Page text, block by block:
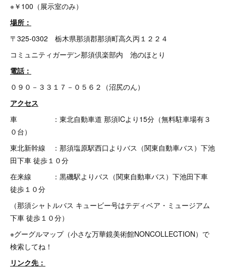
※￥100（展示室のみ）
場所：
〒325-0302 栃木県那須郡那須町高久丙１２２４
コミュニティガーデン那須倶楽部内 池のほとり
電話：
０９０－３３１７－０５６２（沼尻のん）
アクセス
車 ：東北自動車道 那須ICより15分（無料駐車場有３
０台）
東北新幹線 ：那須塩原駅西口よりバス（関東自動車バス）下池
田下車 徒歩１０分
在来線 ：黒磯駅よりバス（関東自動車バス）下池田下車
徒歩１０分
（那須シャトルバス キュービー号はテディベア・ミュージアム
下車 徒歩１０分）
※グーグルマップ（小さな万華鏡美術館NONCOLLECTION）で
検索してね！
リンク先：